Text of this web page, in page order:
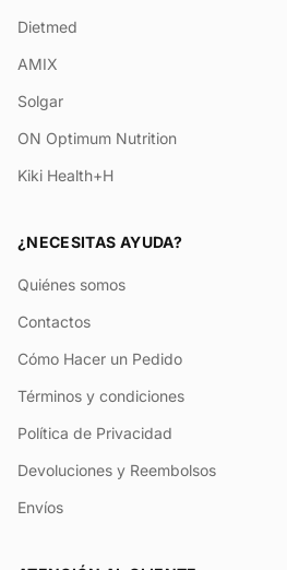
Dietmed
AMIX
Solgar
ON Optimum Nutrition
Kiki Health+H
¿NECESITAS AYUDA?
Quiénes somos
Contactos
Cómo Hacer un Pedido
Términos y condiciones
Política de Privacidad
Devoluciones y Reembolsos
Envíos